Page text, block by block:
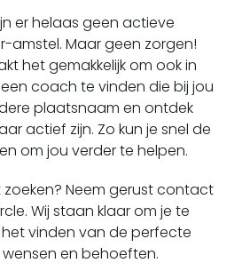
er helaas geen actieve
amstel. Maar geen zorgen!
het gemakkelijk om ook in
coach te vinden die bij jou
plaatsnaam en ontdek
actief zijn. Zo kun je snel de
om jou verder te helpen.
Neem gerust contact
Wij staan klaar om je te
vinden van de perfecte
en behoeften.